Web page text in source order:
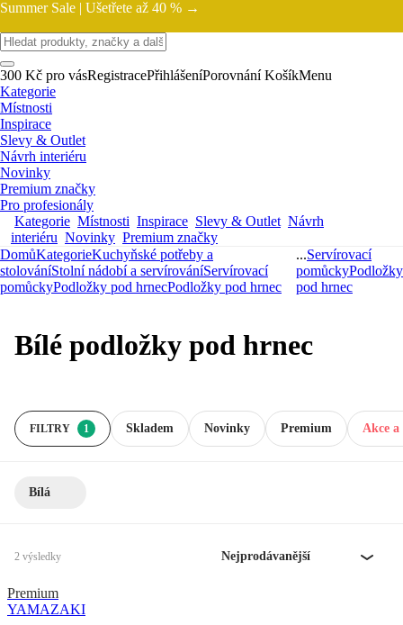
Summer Sale | Ušetřete až 40 % →
300 Kč pro vásRegistracePřihlášeníPorovnání KošíkMenu
Kategorie
Místnosti
Inspirace
Slevy & Outlet
Návrh interiéru
Novinky
Premium značky
Pro profesionály
Kategorie Místnosti Inspirace Slevy & Outlet Návrh
interiéru Novinky Premium značky
DomůKategorieKuchyňské potřeby a
stolováníStolní nádobí a servírováníServírovací
pomůckyPodložky pod hrnecPodložky pod hrnec
...Servírovací
pomůckyPodložky
pod hrnec
Bílé podložky pod hrnec
FILTRY 1 Skladem Premium
Novinky Akce a
Bílá
2 výsledky Nejprodávanější
Premium
YAMAZAKI